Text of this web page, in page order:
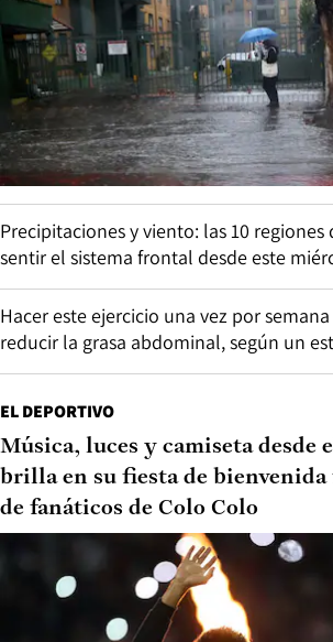
Precipitaciones y viento: las 10
sentir el sistema frontal desde este
Hacer este ejercicio una vez por
reducir la grasa abdominal, según un
EL DEPORTIVO
Música, luces y camiseta desde
brilla en su fiesta de
de fanáticos de Colo Colo